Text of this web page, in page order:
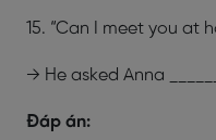
15. “Can I meet you at
→ He asked Anna
Đáp án: